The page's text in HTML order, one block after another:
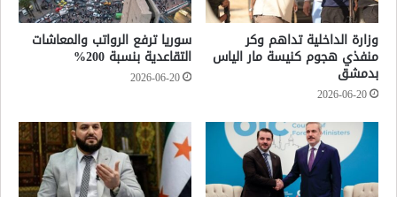
وزارة الداخلية تداهم وكر
منفذي هجوم كنيسة مار الياس
بدمشق
2026-06-20
سوريا ترفع الرواتب والمعاشات
التقاعدية بنسبة 200%
2026-06-20